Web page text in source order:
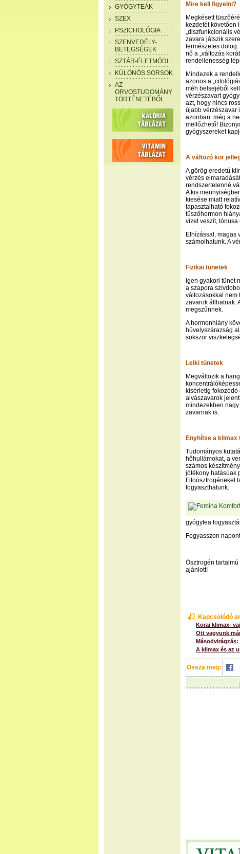
GYÓGYTEÁK
SZEX
PSZICHOLÓGIA
SZENVEDÉLY-
BETEGSÉGEK
SZTÁR-ÉLETMÓDI
KÜLÖNÖS SORSOK
AZ
ORVOSTUDOMÁNY
TÖRTÉNETÉBŐL
Mire kell figyelni?
Megkésett
kezdetét követően
„diszfunkcionális
zavara játszik
természetes
nő a „változás
rendellenesség
Mindezek a
azonos a
méh belsejéből
vérzészavart
azt, hogy nincs
újabb vérzészavar
azonban: még a
mellőzhető!
gyógyszereket
A változó kor
A görög eredetű
vérzés
rendszertelenné
A kis
kiesése miatt
tapasztalható
tüszőhormon
vizet veszít, tónusa
Elhízással, magas
számolhatunk. A
Fizikai tünetek
Igen gyakori tünet
a szapora
változásokkal nem
zavarok állhatnak.
megszűnnek.
A hormonhiány
hüvelyszárazság
sokszor
Lelki tünetek
Megváltozik a
kísérletig
alvászavarok
mindezekben
zavarnak is.
Enyhítse a klimax
Tudományos
hőhullámokat, a
számos
jótékony hatásúak
Fitoösztrogéneket
fogyaszthatunk.
gyógytea
Fogyasszon
Ösztrogén
ajánlott!
Kapcsolódó
Korai klimax-
Ott vagyunk
Másodvirágzás:
A klimax és az
Ossza meg: